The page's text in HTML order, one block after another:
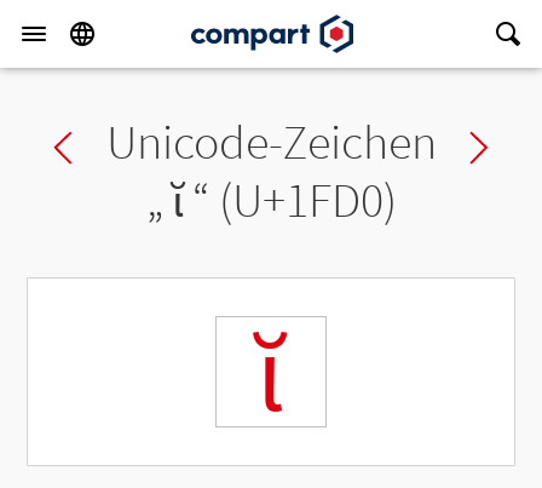
Previous char
Unicode-Zeichen
„ῐ“ (U+1FD0)
ῐ